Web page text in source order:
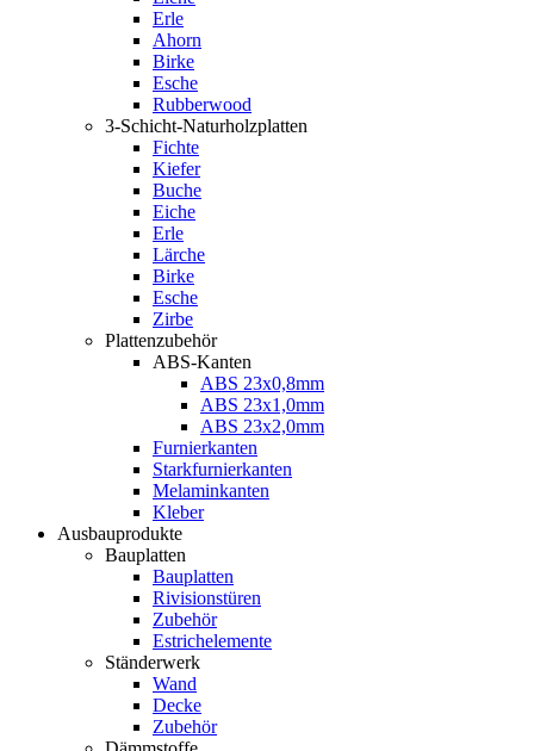
Erle
Ahorn
Birke
Esche
Rubberwood
3-Schicht-Naturholzplatten
Fichte
Kiefer
Buche
Eiche
Erle
Lärche
Birke
Esche
Zirbe
Plattenzubehör
ABS-Kanten
ABS 23x0,8mm
ABS 23x1,0mm
ABS 23x2,0mm
Furnierkanten
Starkfurnierkanten
Melaminkanten
Kleber
Ausbauprodukte
Bauplatten
Bauplatten
Rivisionstüren
Zubehör
Estrichelemente
Ständerwerk
Wand
Decke
Zubehör